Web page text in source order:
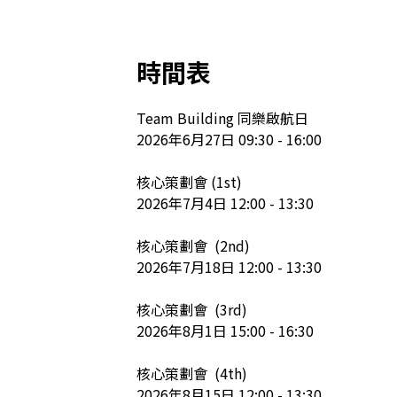
時間表
Team Building 同樂啟航日
2026年6月27日 09:30 - 16:00
核心策劃會 (1st)
2026年7月4日 12:00 - 13:30
核心策劃會  (2nd)
2026年7月18日 12:00 - 13:30
核心策劃會  (3rd)
2026年8月1日 15:00 - 16:30
核心策劃會  (4th)